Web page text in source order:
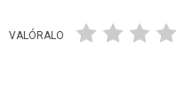
VALÓRALO